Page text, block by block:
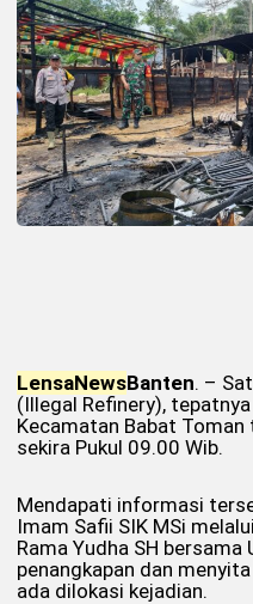
LensaNewsBanten. –
(Illegal Refinery),
Kecamatan Babat
sekira Pukul 09.00 Wib.
Mendapati informasi
Imam Safii SIK MSi
Rama Yudha SH
penangkapan dan
ada dilokasi kejadian.